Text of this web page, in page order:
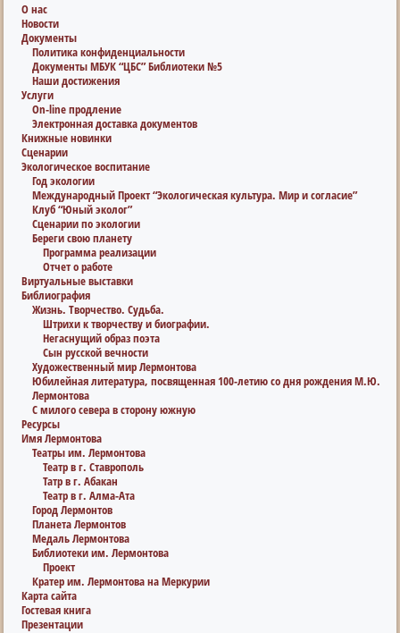
О нас
Новости
Документы
Политика конфиденциальности
Документы МБУК “ЦБС” Библиотеки №5
Наши достижения
Услуги
On-line продление
Электронная доставка документов
Книжные новинки
Сценарии
Экологическое воспитание
Год экологии
Международный Проект “Экологическая культура. Мир и согласие”
Клуб “Юный эколог”
Сценарии по экологии
Береги свою планету
Программа реализации
Отчет о работе
Виртуальные выставки
Библиография
Жизнь. Творчество. Судьба.
Штрихи к творчеству и биографии.
Негаснущий образ поэта
Сын русской вечности
Художественный мир Лермонтова
Юбилейная литература, посвященная 100-летию со дня рождения М.Ю.
Лермонтова
С милого севера в сторону южную
Ресурсы
Имя Лермонтова
Театры им. Лермонтова
Театр в г. Ставрополь
Татр в г. Абакан
Театр в г. Алма-Ата
Город Лермонтов
Планета Лермонтов
Медаль Лермонтова
Библиотеки им. Лермонтова
Проект
Кратер им. Лермонтова на Меркурии
Карта сайта
Гостевая книга
Презентации